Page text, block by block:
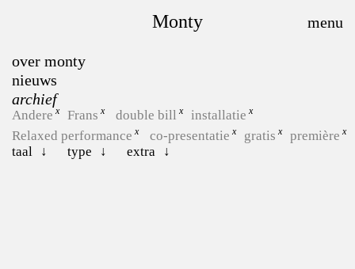
Monty
over monty
nieuws
archief
Andere Frans double bill
installatie
Relaxed performance
co-presentatie gratis
première
taal
type extra